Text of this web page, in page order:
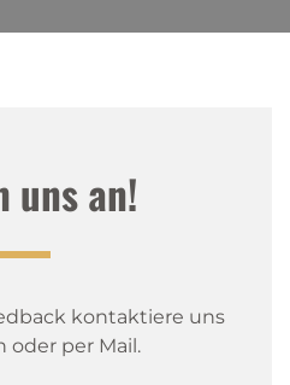
uns an!
kontaktiere uns
oder per Mail.